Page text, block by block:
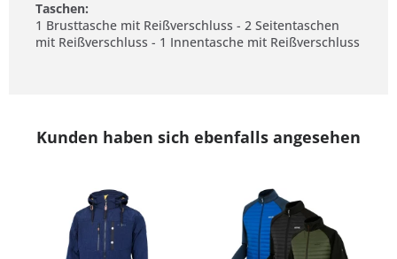
Taschen:
1 Brusttasche mit Reißverschluss - 2 Seitentaschen
mit Reißverschluss - 1 Innentasche mit Reißverschluss
Kunden haben sich ebenfalls angesehen